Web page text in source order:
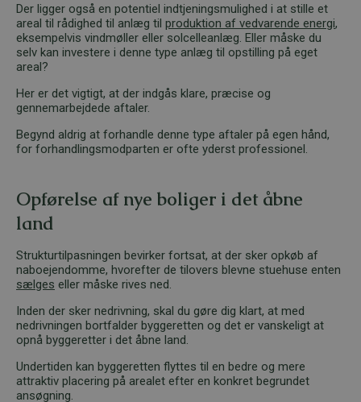
Der ligger også en potentiel indtjeningsmulighed i at stille et
areal til rådighed til anlæg til produktion af vedvarende energi,
eksempelvis vindmøller eller solcelleanlæg. Eller måske du
selv kan investere i denne type anlæg til opstilling på eget
areal?
Her er det vigtigt, at der indgås klare, præcise og
gennemarbejdede aftaler.
Begynd aldrig at forhandle denne type aftaler på egen hånd,
for forhandlingsmodparten er ofte yderst professionel.
Opførelse af nye boliger i det åbne
land
Strukturtilpasningen bevirker fortsat, at der sker opkøb af
naboejendomme, hvorefter de tilovers blevne stuehuse enten
sælges eller måske rives ned.
Inden der sker nedrivning, skal du gøre dig klart, at med
nedrivningen bortfalder byggeretten og det er vanskeligt at
opnå byggeretter i det åbne land.
Undertiden kan byggeretten flyttes til en bedre og mere
attraktiv placering på arealet efter en konkret begrundet
ansøgning.